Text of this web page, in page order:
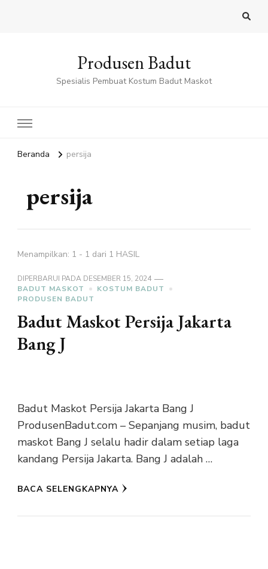
Produsen Badut
Spesialis Pembuat Kostum Badut Maskot
Beranda persija
persija
Menampilkan: 1 - 1 dari 1 HASIL
DIPERBARUI PADA DESEMBER 15, 2024
BADUT MASKOT
KOSTUM BADUT
PRODUSEN BADUT
Badut Maskot Persija Jakarta
Bang J
Badut Maskot Persija Jakarta Bang J
ProdusenBadut.com – Sepanjang musim, badut
maskot Bang J selalu hadir dalam setiap laga
kandang Persija Jakarta. Bang J adalah …
BACA SELENGKAPNYA